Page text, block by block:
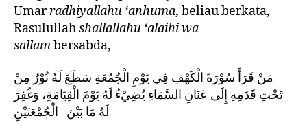
Umarradhiyallahu ‘anhuma, beliau berkata,
Rasulullahshallallahu ‘alaihi wa
sallambersabda,
مَنْ قَرَأَ سُوْرَةَ الْكَهْفِ فِي يَوْمِ الْجُمُعَةِ سَطَعَ لَهُ نُوْرٌ مِنْ
تَحْتِ قَدَمِهِ إِلَى عَنَانِ السَّمَاءِ يُضِيْءُ لَهُ يَوْمَ الْقِيَامَةِ، وَغُفِرَ
لَهُ مَا بَيْنَ الْجُمْعَتَيْنِ